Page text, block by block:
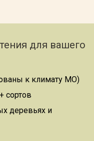
для вашего
к климату МО)
сортов
деревьях и